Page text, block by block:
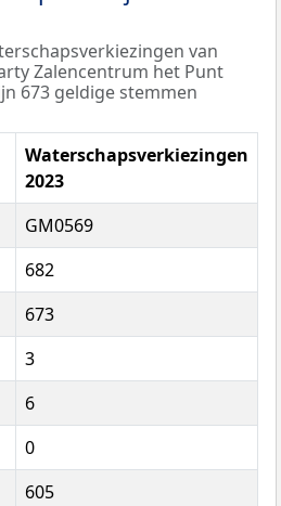
van
Zalencentrum het Punt
673 geldige stemmen
Waterschapsverkiezingen
2023
GM0569
682
673
3
6
0
605